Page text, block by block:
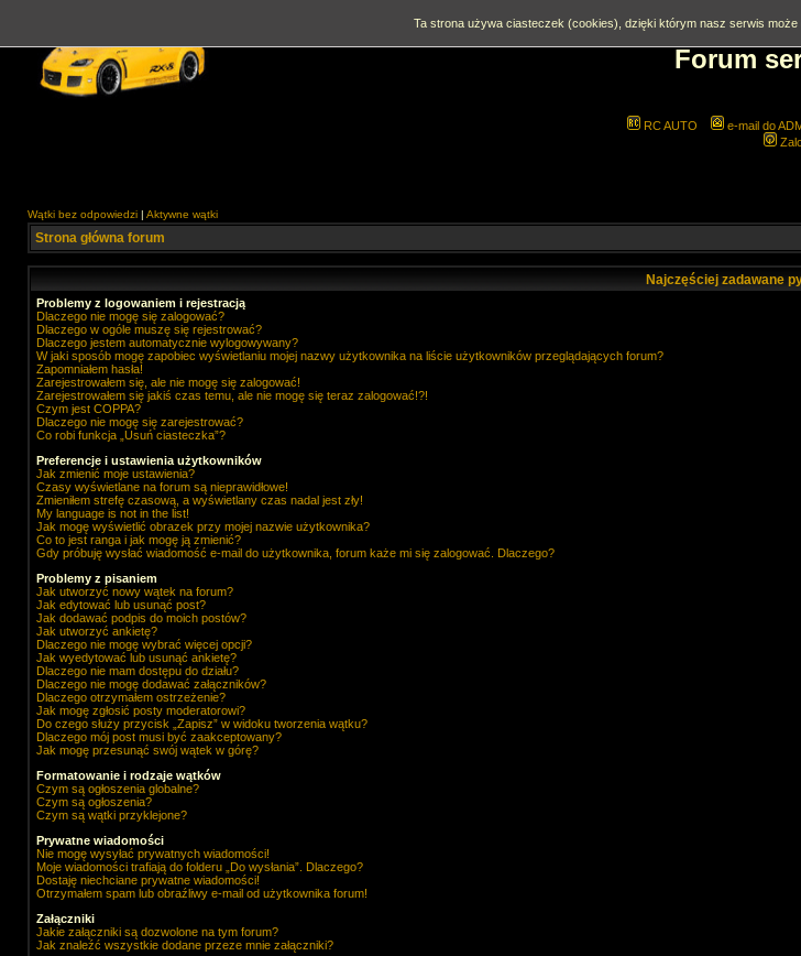
Forum
RC AUTO e-mail do
Wątki bez odpowiedzi | Aktywne wątki
Strona główna forum
Najczęściej zadawane
Problemy z logowaniem i rejestracją
Dlaczego nie mogę się zalogować?
Dlaczego w ogóle muszę się rejestrować?
Dlaczego jestem automatycznie wylogowywany?
W jaki sposób mogę zapobiec wyświetlaniu mojej nazwy użytkownika na liście użytkowników przeglądających forum?
Zapomniałem hasła!
Zarejestrowałem się, ale nie mogę się zalogować!
Zarejestrowałem się jakiś czas temu, ale nie mogę się teraz zalogować!?!
Czym jest COPPA?
Dlaczego nie mogę się zarejestrować?
Co robi funkcja „Usuń ciasteczka”?
Preferencje i ustawienia użytkowników
Jak zmienić moje ustawienia?
Czasy wyświetlane na forum są nieprawidłowe!
Zmieniłem strefę czasową, a wyświetlany czas nadal jest zły!
My language is not in the list!
Jak mogę wyświetlić obrazek przy mojej nazwie użytkownika?
Co to jest ranga i jak mogę ją zmienić?
Gdy próbuję wysłać wiadomość e-mail do użytkownika, forum każe mi się zalogować. Dlaczego?
Problemy z pisaniem
Jak utworzyć nowy wątek na forum?
Jak edytować lub usunąć post?
Jak dodawać podpis do moich postów?
Jak utworzyć ankietę?
Dlaczego nie mogę wybrać więcej opcji?
Jak wyedytować lub usunąć ankietę?
Dlaczego nie mam dostępu do działu?
Dlaczego nie mogę dodawać załączników?
Dlaczego otrzymałem ostrzeżenie?
Jak mogę zgłosić posty moderatorowi?
Do czego służy przycisk „Zapisz” w widoku tworzenia wątku?
Dlaczego mój post musi być zaakceptowany?
Jak mogę przesunąć swój wątek w górę?
Formatowanie i rodzaje wątków
Czym są ogłoszenia globalne?
Czym są ogłoszenia?
Czym są wątki przyklejone?
Prywatne wiadomości
Nie mogę wysyłać prywatnych wiadomości!
Moje wiadomości trafiają do folderu „Do wysłania”. Dlaczego?
Dostaję niechciane prywatne wiadomości!
Otrzymałem spam lub obraźliwy e-mail od użytkownika forum!
Załączniki
Jakie załączniki są dozwolone na tym forum?
Jak znaleźć wszystkie dodane przeze mnie załączniki?
Ta strona używa ciasteczek (cookies), dzięki którym nasz serwis może